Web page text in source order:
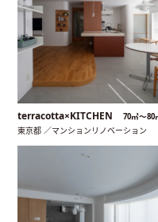
terracotta×KITCHEN 70㎡〜80
東京都 ／マンションリノベーション